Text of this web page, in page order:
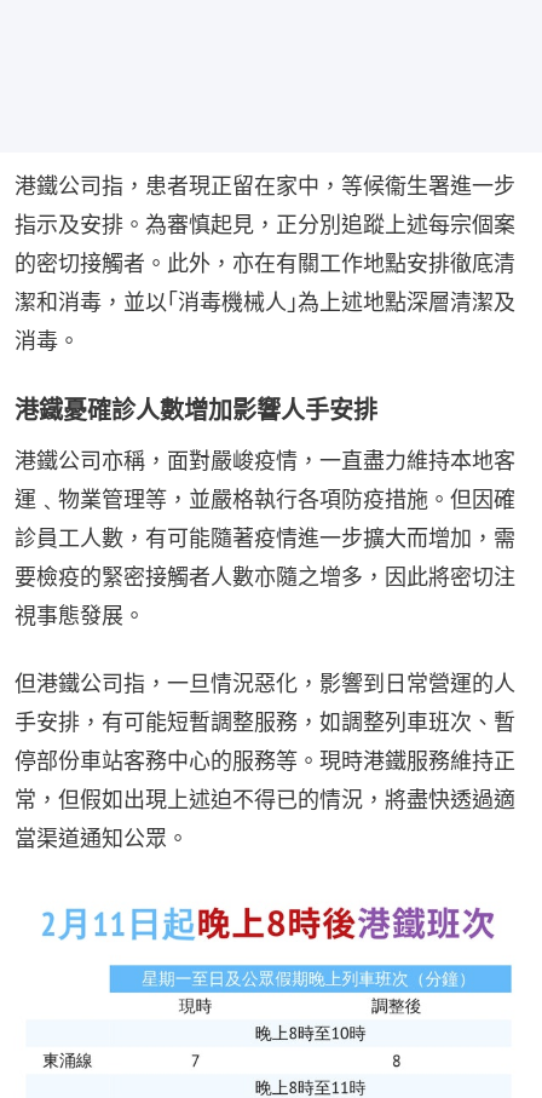
港鐵公司指，患者現正留在家中，等候衞生署進一步
指示及安排。為審慎起見，正分別追蹤上述每宗個案
的密切接觸者。此外，亦在有關工作地點安排徹底清
潔和消毒，並以｢消毒機械人｣為上述地點深層清潔及
消毒。
港鐵憂確診人數增加影響人手安排
港鐵公司亦稱，面對嚴峻疫情，一直盡力維持本地客
運﹑物業管理等，並嚴格執行各項防疫措施。但因確
診員工人數，有可能隨著疫情進一步擴大而增加，需
要檢疫的緊密接觸者人數亦隨之增多，因此將密切注
視事態發展。
但港鐵公司指，一旦情況惡化，影響到日常營運的人
手安排，有可能短暫調整服務，如調整列車班次、暫
停部份車站客務中心的服務等。現時港鐵服務維持正
常，但假如出現上述迫不得已的情況，將盡快透過適
當渠道通知公眾。